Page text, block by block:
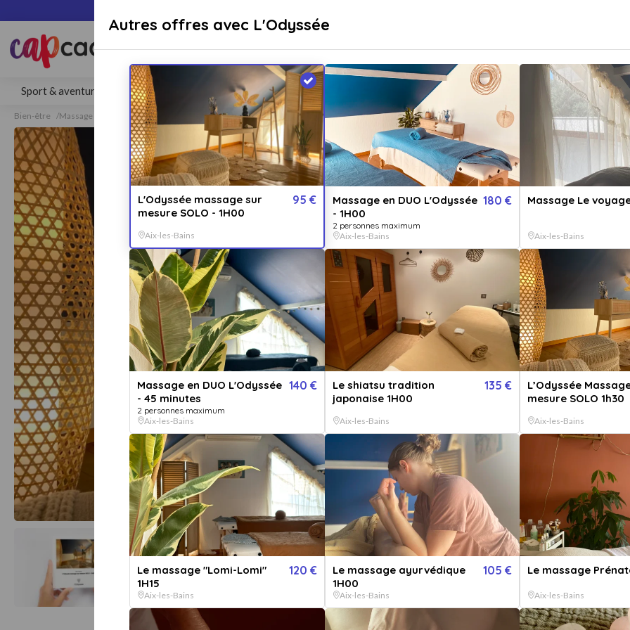
Rechercher une activité, un lieu ...
Sport & aventure Séjours Gastronomie Bien-être Thématiques
Bien-être Massage Massage Aix-les-Bains
Afficher toutes les
images
Autres offres avec L'Odyssée
L'Odyssée massage sur
mesure SOLO - 1H00
95 €
Aix-les-Bains
Massage en DUO L'Odyssée
- 1H00
2 personnes maximum
180 €
Aix-les-Bains
Massage Le
Aix-les-Bains
Massage en DUO L'Odyssée
- 45 minutes
2 personnes maximum
140 €
Aix-les-Bains
Le shiatsu tradition
japonaise 1H00
135 €
Aix-les-Bains
L’Odyssée
mesure SOLO 1h30
Aix-les-Bains
Le massage "Lomi-Lomi"
1H15
120 €
Aix-les-Bains
Le massage ayurvédique
1H00
105 €
Aix-les-Bains
Le massage
Aix-les-Bains